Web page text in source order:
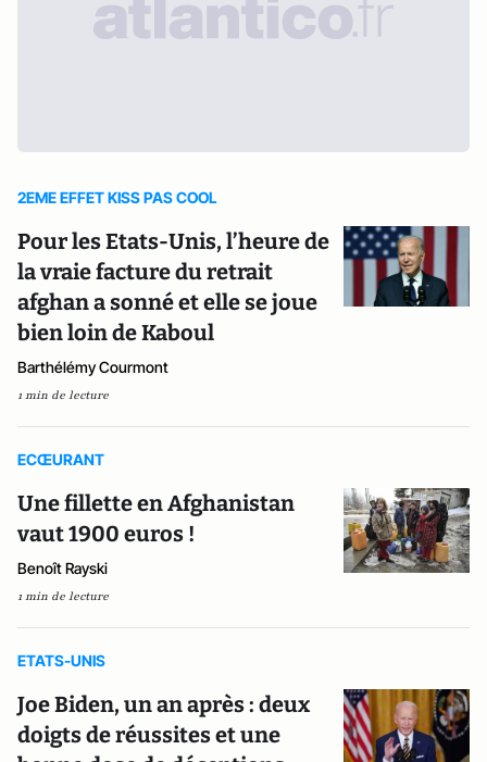
2EME EFFET KISS PAS COOL
Pour les Etats-Unis, l’heure de
la vraie facture du retrait
afghan a sonné et elle se joue
bien loin de Kaboul
Barthélémy Courmont
1 min de lecture
ECŒURANT
Une fillette en Afghanistan
vaut 1900 euros !
Benoît Rayski
1 min de lecture
ETATS-UNIS
Joe Biden, un an après : deux
doigts de réussites et une